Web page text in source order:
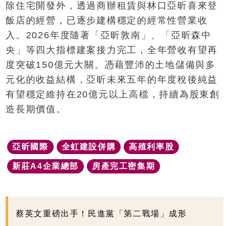
除住宅開發外，透過商辦租賃與林口亞昕喜來登
飯店的經營，已逐步建構穩定的經常性營業收
入。2026年度隨著「亞昕敦南」、「亞昕森中
央」等四大指標建案接力完工，全年營收有望再
度突破150億元大關。憑藉豐沛的土地儲備與多
元化的收益結構，亞昕未來五年的年度稅後純益
有望穩定維持在20億元以上高檔，持續為股東創
造長期價值。
亞昕國際 全虹建設併購 高殖利率股
新莊A4企業總部 房產完工密集期
蔡英文重磅出手！民進黨「第二戰場」成形